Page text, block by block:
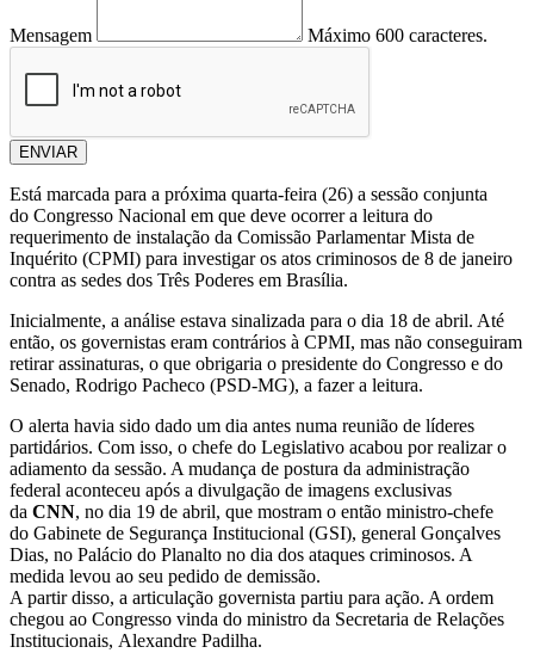
Mensagem Máximo 600 caracteres.
ENVIAR
Está marcada para a próxima quarta-feira (26) a sessão conjunta
do Congresso Nacional em que deve ocorrer a leitura do
requerimento de instalação da Comissão Parlamentar Mista de
Inquérito (CPMI) para investigar os atos criminosos de 8 de janeiro
contra as sedes dos Três Poderes em Brasília.
Inicialmente, a análise estava sinalizada para o dia 18 de abril. Até
então, os governistas eram contrários à CPMI, mas não conseguiram
retirar assinaturas, o que obrigaria o presidente do Congresso e do
Senado, Rodrigo Pacheco (PSD-MG), a fazer a leitura.
O alerta havia sido dado um dia antes numa reunião de líderes
partidários. Com isso, o chefe do Legislativo acabou por realizar o
adiamento da sessão. A mudança de postura da administração
federal aconteceu após a divulgação de imagens exclusivas
da CNN, no dia 19 de abril, que mostram o então ministro-chefe
do Gabinete de Segurança Institucional (GSI), general Gonçalves
Dias, no Palácio do Planalto no dia dos ataques criminosos. A
medida levou ao seu pedido de demissão.
A partir disso, a articulação governista partiu para ação. A ordem
chegou ao Congresso vinda do ministro da Secretaria de Relações
Institucionais, Alexandre Padilha.